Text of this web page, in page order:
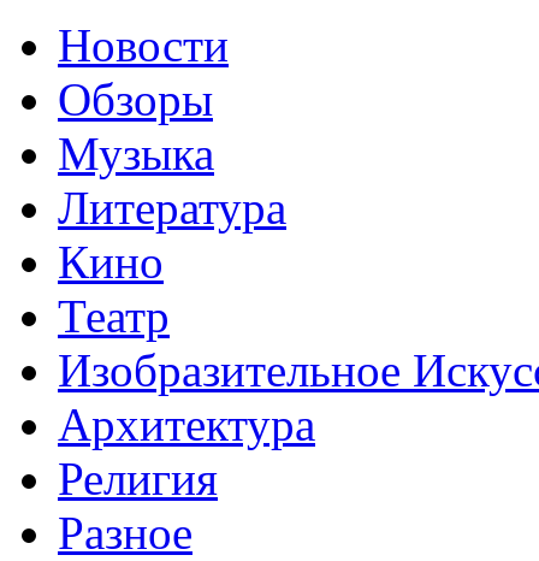
Новости
Обзоры
Музыка
Литература
Кино
Театр
Изобразительное
Архитектура
Религия
Разное